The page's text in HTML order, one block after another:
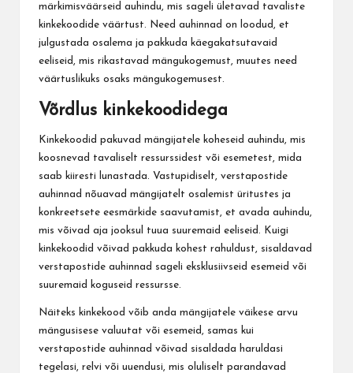
märkimisväärseid auhindu, mis sageli ületavad tavaliste
kinkekoodide väärtust. Need auhinnad on loodud, et
julgustada osalema ja pakkuda käegakatsutavaid
eeliseid, mis rikastavad mängukogemust, muutes need
väärtuslikuks osaks mängukogemusest.
Võrdlus kinkekoodidega
Kinkekoodid pakuvad mängijatele koheseid auhindu, mis
koosnevad tavaliselt ressurssidest või esemetest, mida
saab kiiresti lunastada. Vastupidiselt, verstapostide
auhinnad nõuavad mängijatelt osalemist üritustes ja
konkreetsete eesmärkide saavutamist, et avada auhindu,
mis võivad aja jooksul tuua suuremaid eeliseid. Kuigi
kinkekoodid võivad pakkuda kohest rahuldust, sisaldavad
verstapostide auhinnad sageli eksklusiivseid esemeid või
suuremaid koguseid ressursse.
Näiteks kinkekood võib anda mängijatele väikese arvu
mängusisese valuutat või esemeid, samas kui
verstapostide auhinnad võivad sisaldada haruldasi
tegelasi, relvi või uuendusi, mis oluliselt parandavad